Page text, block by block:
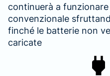
continuerà a
convenzionale
finché le batterie non
caricate